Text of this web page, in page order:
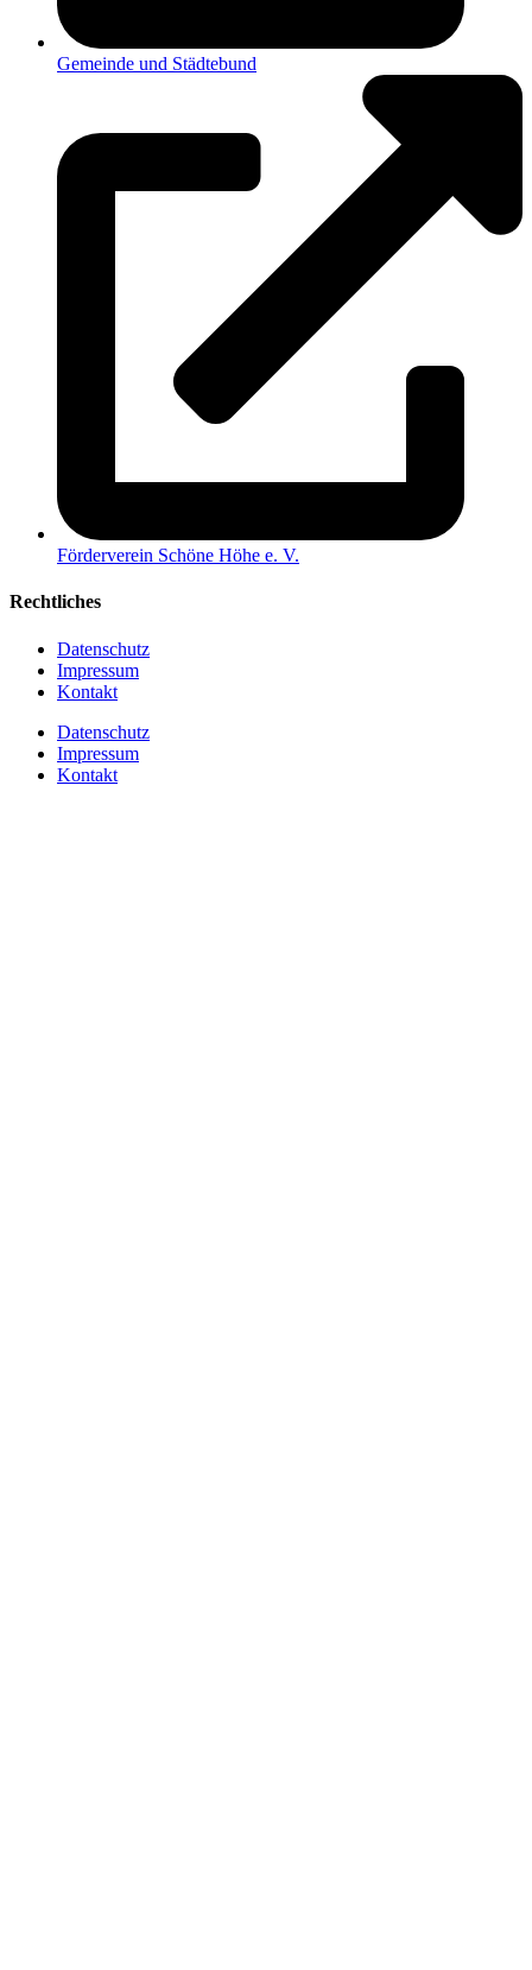
Gemeinde und Städtebund
Förderverein Schöne Höhe e. V.
Rechtliches
Datenschutz
Impressum
Kontakt
Datenschutz
Impressum
Kontakt